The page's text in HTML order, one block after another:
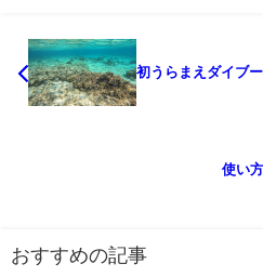
初うらまえダイブー
使い
おすすめの記事